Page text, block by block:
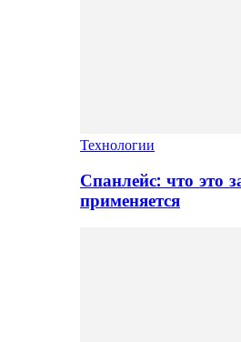
Технологии
Спанлейс: что это
применяется